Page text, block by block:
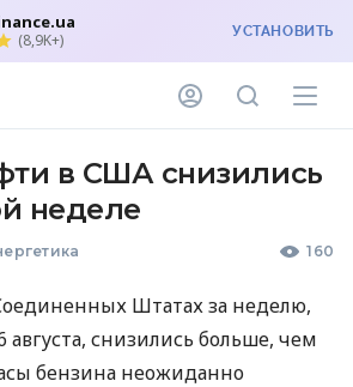
(8,9K+) УСТАНОВИТЬ
в США снизились
неделе
160
Штатах за неделю,
снизились больше, чем
бензина неожиданно